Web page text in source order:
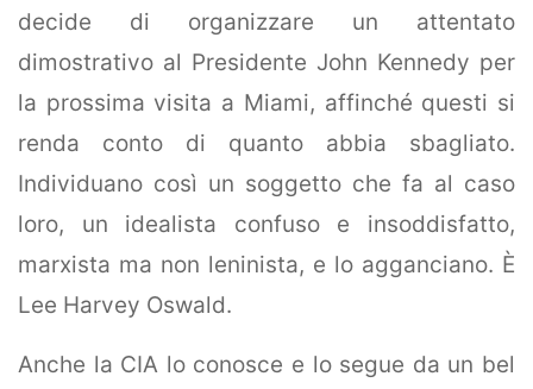
decide di organizzare un attentato
dimostrativo al Presidente John Kennedy per
la prossima visita a Miami, affinché questi si
renda conto di quanto abbia sbagliato.
Individuano così un soggetto che fa al caso
loro, un idealista confuso e insoddisfatto,
marxista ma non leninista, e lo agganciano. È
Lee Harvey Oswald.
Anche la CIA lo conosce e lo segue da un bel